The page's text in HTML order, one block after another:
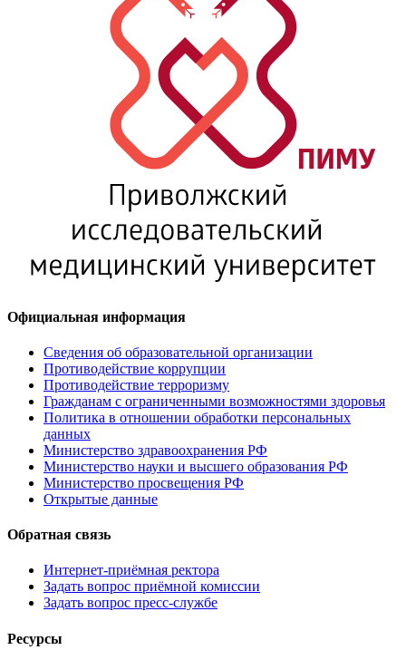
Официальная информация
Сведения об образовательной организации
Противодействие коррупции
Противодействие терроризму
Гражданам с ограниченными возможностями здоровья
Политика в отношении обработки персональных
данных
Министерство здравоохранения РФ
Министерство науки и высшего образования РФ
Министерство просвещения РФ
Открытые данные
Обратная связь
Интернет-приёмная ректора
Задать вопрос приёмной комиссии
Задать вопрос пресс-службе
Ресурсы